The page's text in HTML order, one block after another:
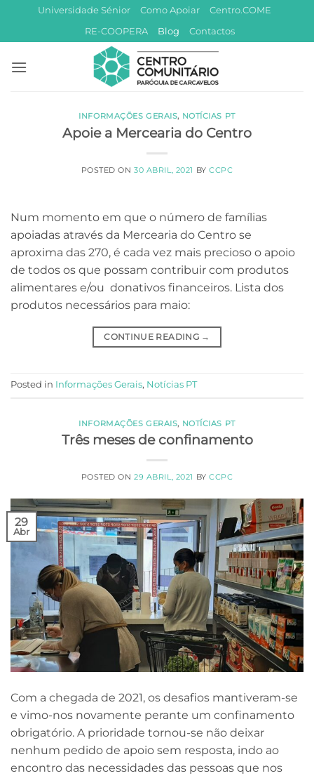
content
Universidade Sénior Como Apoiar
Centro.COME
RE-COOPERA
Blog Contactos
INFORMAÇÕES GERAIS, NOTÍCIAS PT
Apoie a Mercearia do Centro
POSTED ON30 ABRIL, 2021 BYCCPC
Num momento em que o número de famílias
apoiadas através da Mercearia do Centro se
aproxima das 270, é cada vez mais precioso o apoio
de todos os que possam contribuir com produtos
alimentares e/ou donativos financeiros. Lista dos
produtos necessários para maio:
CONTINUE READING →
Posted in Informações Gerais, Notícias PT
INFORMAÇÕES GERAIS, NOTÍCIAS PT
Três meses de confinamento
POSTED ON29 ABRIL, 2021 BYCCPC
29
Abr
Com a chegada de 2021, os desafios mantiveram-se
e vimo-nos novamente perante um confinamento
obrigatório. A prioridade tornou-se não deixar
nenhum pedido de apoio sem resposta, indo ao
encontro das necessidades das pessoas que nos